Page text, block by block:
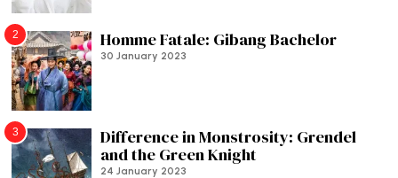
2 Homme Fatale: Gibang Bachelor
30 January 2023
3
Difference in Monstrosity: Grendel
and the Green Knight
24 January 2023